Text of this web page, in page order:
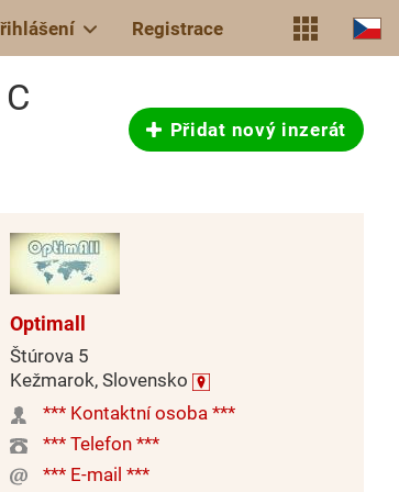
Registrace
Přidat nový inzerát
Optimall
Štúrova 5
Kežmarok, Slovensko
*** Kontaktní osoba ***
*** Telefon ***
*** E-mail ***